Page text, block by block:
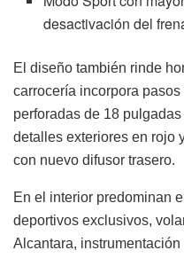
desactivación del
El diseño también rinde
carrocería incorpora
perforadas de 18
detalles exteriores en rojo
con nuevo difusor trasero.
En el interior predominan
deportivos exclusivos,
Alcantara,